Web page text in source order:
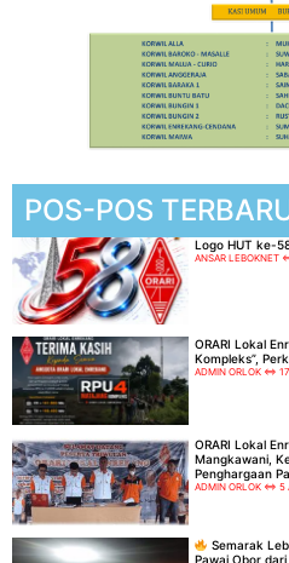
POS-POS
Logo HUT ke-
ANSAR LEBOKNET
ORARI Lokal
Kompleks”,
ADMIN ORLOK
ORARI Lokal
Mangkawani,
Penghargaan
ADMIN ORLOK 5
Semarak
Pawai Obor